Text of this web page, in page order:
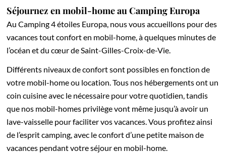
Séjournez en mobil-home au Camping Europa
Au Camping 4 étoiles Europa, nous vous accueillons pour des
vacances tout confort en mobil-home, à quelques minutes de
l’océan et du cœur de Saint-Gilles-Croix-de-Vie.
Différents niveaux de confort sont possibles en fonction de
votre mobil-home ou location. Tous nos hébergements ont un
coin cuisine avec le nécessaire pour votre quotidien, tandis
que nos mobil-homes privilège vont même jusqu’à avoir un
lave-vaisselle pour faciliter vos vacances. Vous profitez ainsi
de l’esprit camping, avec le confort d’une petite maison de
vacances pendant votre séjour en mobil-home.